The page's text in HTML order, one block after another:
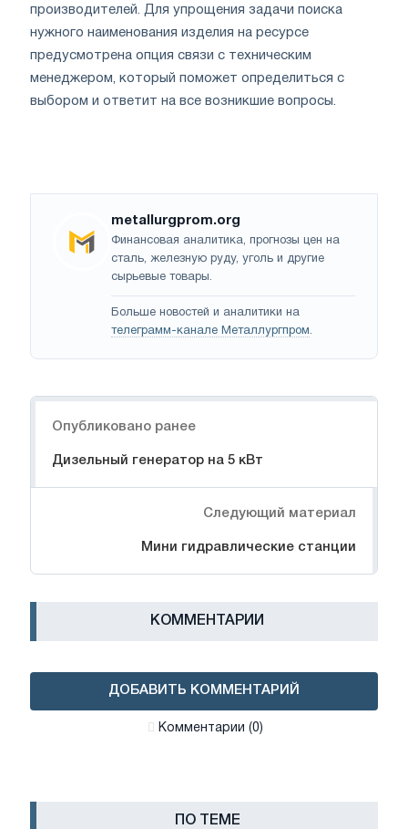
производителей. Для упрощения задачи поиска
нужного наименования изделия на ресурсе
предусмотрена опция связи с техническим
менеджером, который поможет определиться с
выбором и ответит на все возникшие вопросы.
metallurgprom.org
Финансовая аналитика, прогнозы цен на
сталь, железную руду, уголь и другие
сырьевые товары.
Больше новостей и аналитики на
телеграмм-канале Металлургпром.
Опубликовано ранее
Дизельный генератор на 5 кВт
Следующий материал
Мини гидравлические станции
КОММЕНТАРИИ
ДОБАВИТЬ КОММЕНТАРИЙ
Комментарии (0)
ПО ТЕМЕ